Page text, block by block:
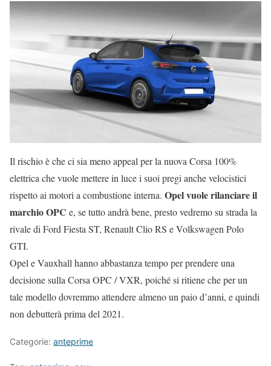
Il rischio è che ci sia meno appeal per la nuova Corsa 100%
elettrica che vuole mettere in luce i suoi pregi anche velocistici
rispetto ai motori a combustione interna. Opel vuole rilanciare il
marchio OPC e, se tutto andrà bene, presto vedremo su strada la
rivale di Ford Fiesta ST, Renault Clio RS e Volkswagen Polo
GTI.
Opel e Vauxhall hanno abbastanza tempo per prendere una
decisione sulla Corsa OPC / VXR, poiché si ritiene che per un
tale modello dovremmo attendere almeno un paio d’anni, e quindi
non debutterà prima del 2021.
Categorie: anteprime